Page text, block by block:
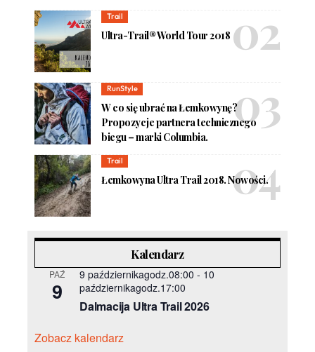
Trail
Ultra-Trail® World Tour 2018
RunStyle
W co się ubrać na Łemkowynę?
Propozycje partnera technicznego
biegu – marki Columbia.
Trail
Łemkowyna Ultra Trail 2018. Nowości.
Kalendarz
PAŹ
9
9 październikagodz.08:00 - 10
październikagodz.17:00
Dalmacija Ultra Trail 2026
Zobacz kalendarz